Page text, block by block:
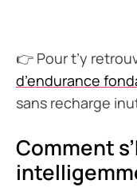
👉 Pour t’y
d’endurance
sans recharge
Comment